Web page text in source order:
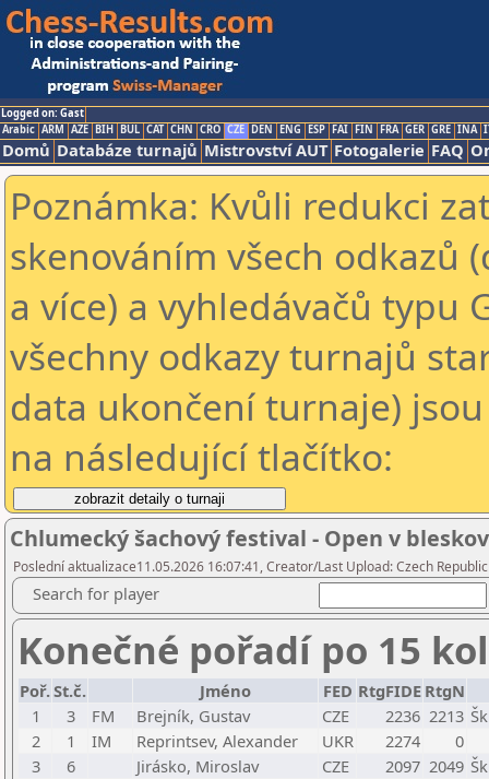
Logged on: Gast
Arabic ARM AZE BIH BUL CAT CHN CRO CZE DEN ENG ESP FAI FIN FRA GER GRE INA
Domů Databáze turnajů Mistrovství AUT Fotogalerie FAQ
Poznámka: Kvůli redukci
skenováním všech odkazů
a více) a vyhledávačů typu
všechny odkazy turnajů
data ukončení turnaje)
na následující tlačítko:
Chlumecký šachový festival - Open v
Poslední aktualizace11.05.2026 16:07:41, Creator/Last Upload: Czech
Search for player
Konečné pořadí po 15
Poř.St.č. Jméno FED RtgFIDE RtgN
1
3 FM Brejník, Gustav CZE 2236 2213
2
1 IM Reprintsev, Alexander UKR 2274
0
3
6 Jirásko, Miroslav CZE 2097 2049